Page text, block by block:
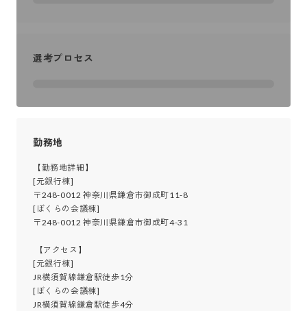
選考プロセス
勤務地
【勤務地詳細】
[元銀行棟]
〒248-0012 神奈川県鎌倉市御成町11-8
[ぼくらの会議棟]
〒248-0012 神奈川県鎌倉市御成町4-31
[元銀行棟]
JR横須賀線鎌倉駅徒歩1分
[ぼくらの会議棟]
JR横須賀線鎌倉駅徒歩4分